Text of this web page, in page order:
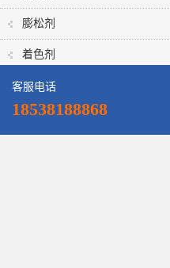
膨松剂
着色剂
客服电话
18538188868